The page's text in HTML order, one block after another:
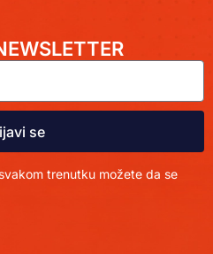
se
trenutku možete da se